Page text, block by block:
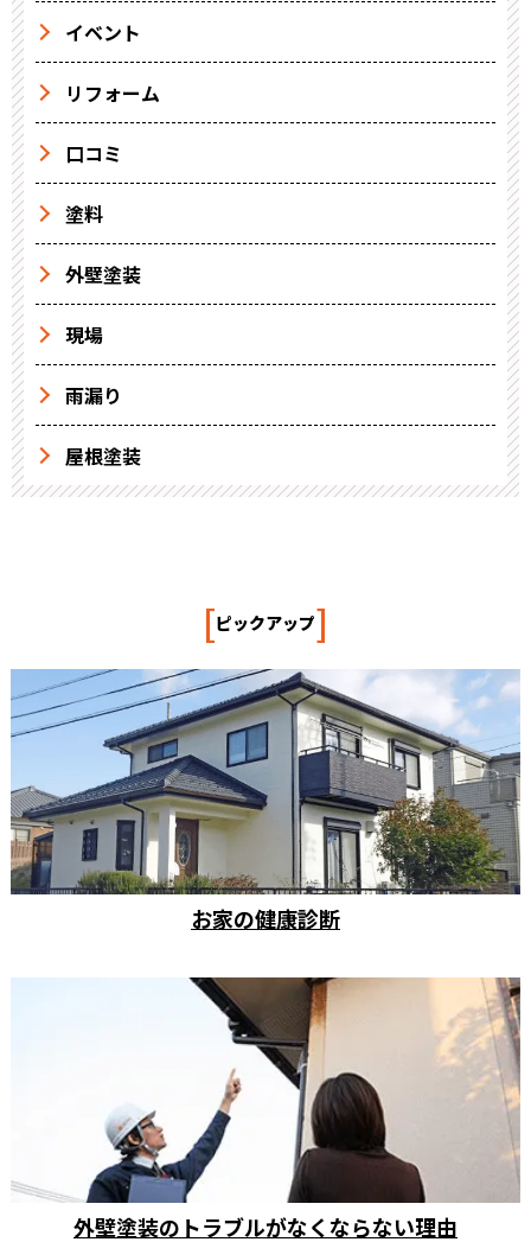
イベント
リフォーム
口コミ
塗料
外壁塗装
現場
雨漏り
屋根塗装
[ピックアップ]
お家の健康診断
外壁塗装のトラブルがなくならない理由